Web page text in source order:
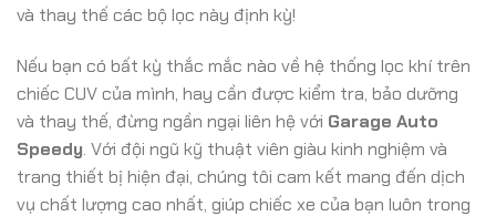
và thay thế các bộ lọc này định kỳ!
Nếu bạn có bất kỳ thắc mắc nào về hệ thống lọc khí trên
chiếc CUV của mình, hay cần được kiểm tra, bảo dưỡng
và thay thế, đừng ngần ngại liên hệ với Garage Auto
Speedy. Với đội ngũ kỹ thuật viên giàu kinh nghiệm và
trang thiết bị hiện đại, chúng tôi cam kết mang đến dịch
vụ chất lượng cao nhất, giúp chiếc xe của bạn luôn trong